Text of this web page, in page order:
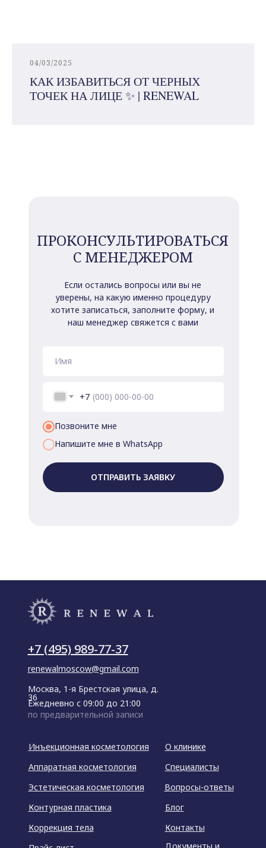
04/03/2025
КАК ИЗБАВИТЬСЯ ОТ ЧЕРНЫХ
ТОЧЕК НА ЛИЦЕ ✨ | RENEWAL
ПРОКОНСУЛЬТИРОВАТЬСЯ
С МЕНЕДЖЕРОМ
Если остались вопросы или вы не
уверены, на какую именно процедуру
хотите записаться, заполните форму, и
наш менеджер свяжется с вами
+7
Позвоните мне
Напишите мне в WhatsApp
ОТПРАВИТЬ ЗАЯВКУ
+7 (495) 989-77-37
renewalmoscow@gmail.com
Москва, 1-я Брестская улица, д.
36
Ежедневно с 09:00 до 21:00
по предварительной записи
Инъекционная косметология
О клинике
Специалисты
Вопросы-ответы
Блог
Контакты
Документы и
Аппаратная косметология
Эстетическая косметология
Контурная пластика
Коррекция тела